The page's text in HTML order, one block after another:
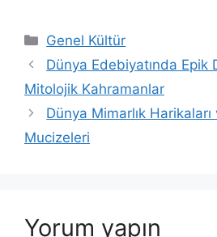
Kategoriler
Genel Kültür
Dünya Edebiyatında Epik
Mitolojik Kahramanlar
Dünya Mimarlık Harikaları
Mucizeleri
Yorum yapın